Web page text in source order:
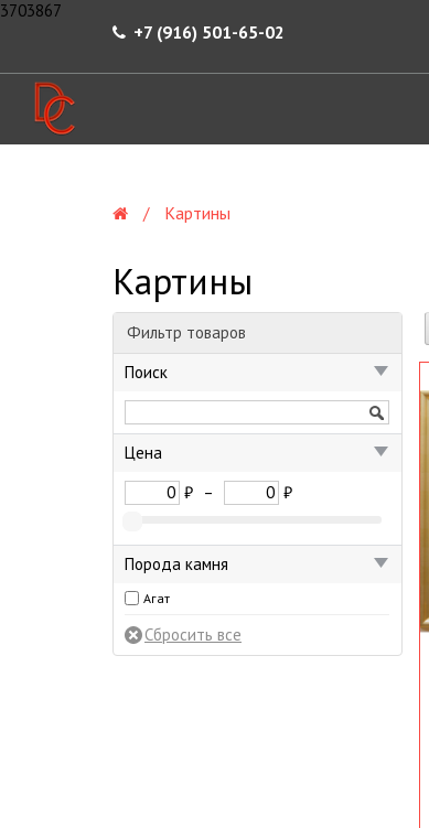
3703867
+7 (916) 501-65-02
Картины
Картины
Фильтр товаров
Поиск
Цена
₽ – ₽
Порода камня
Агат